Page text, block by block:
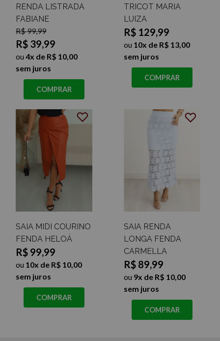
RENDA LISTRADA
FABIANE
R$ 99,99
R$ 39,99
ou 4x de R$ 10,00
sem juros
COMPRAR
TRICOT MARIA
LUIZA
R$ 129,99
ou 10x de R$ 13,00
sem juros
COMPRAR
SAIA MIDI COURINO
FENDA HELOÁ
R$ 99,99
ou 10x de R$ 10,00
sem juros
COMPRAR
SAIA RENDA
LONGA FENDA
CARMELLA
R$ 89,99
ou 9x de R$ 10,00
sem juros
COMPRAR